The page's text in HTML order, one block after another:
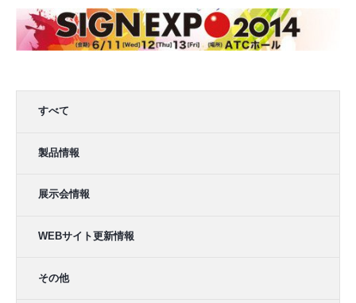
すべて
製品情報
展示会情報
WEBサイト更新情報
その他